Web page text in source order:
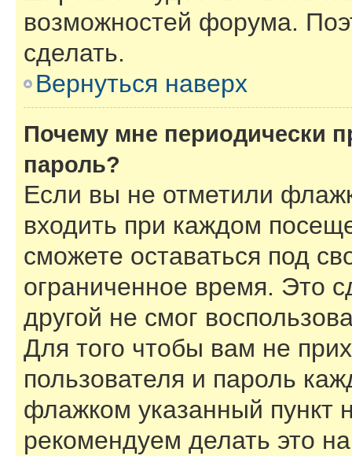
возможностей форума.
сделать.
Вернуться наверх
Почему мне периодически
пароль?
Если вы не отметили
входить при каждом
сможете оставаться под
ограниченное время. Это
другой не смог
Для того чтобы вам не
пользователя и пароль
флажком указанный пункт
рекомендуем делать это